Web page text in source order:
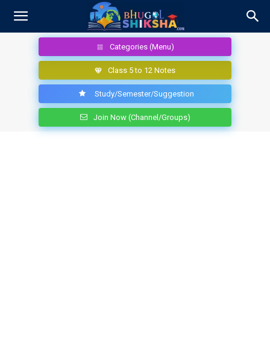
Categories (Menu)
Class 5 to 12 Notes
Study/Semester/Suggestion
Join Now (Channel/Groups)